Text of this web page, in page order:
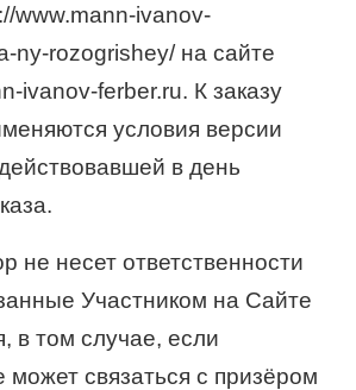
www.mann-ivanov-
ny-rozogrishey/ на сайте
ivanov-ferber.ru. К заказу
условия версии
в день
не несет ответственности
Участником на Сайте
в том случае, если
может связаться с призёром